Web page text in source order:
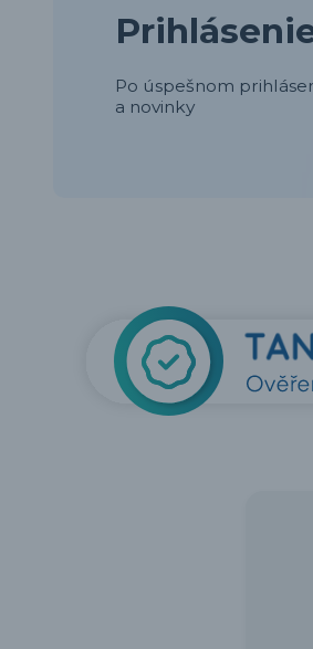
Po úspešnom
a novinky